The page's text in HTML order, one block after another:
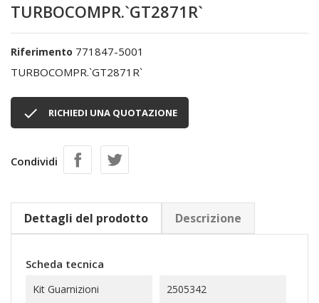
TURBOCOMPR.`GT2871R`
Riferimento 771847-5001
TURBOCOMPR.`GT2871R`
 RICHIEDI UNA QUOTAZIONE
Condividi
Dettagli del prodotto Descrizione
Scheda tecnica
Kit Guarnizioni 2505342